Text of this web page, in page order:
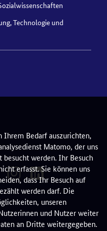
Bedarf auszurichten,
Matomo, der uns
werden. Ihr Besuch
erfasst. Sie können uns
dass Ihr Besuch auf
werden darf. Die
unseren
und Nutzer weiter
an Dritte weitergegeben.
Technologie und